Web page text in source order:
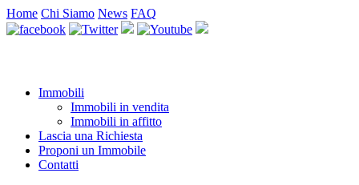
Home Chi Siamo News FAQ
Immobili
Immobili in vendita
Immobili in affitto
Lascia una Richiesta
Proponi un Immobile
Contatti